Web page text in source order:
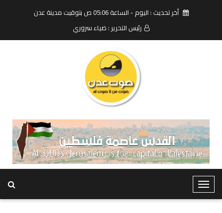
أخر تحديث : اليوم - الساعة 05:06 ص بتوقيت مدينة عدن
رئيس التحرير : ضياء سروري
T
o